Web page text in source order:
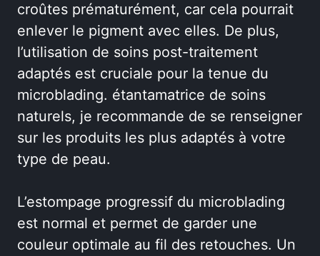
croûtes prématurément, car cela pourrait
enlever le pigment avec elles. De plus,
l’utilisation de soins post-traitement
adaptés est cruciale pour la tenue du
microblading. étantamatrice de soins
naturels, je recommande de se renseigner
sur les produits les plus adaptés à votre
type de peau.
L’estompage progressif du microblading
est normal et permet de garder une
couleur optimale au fil des retouches. Un